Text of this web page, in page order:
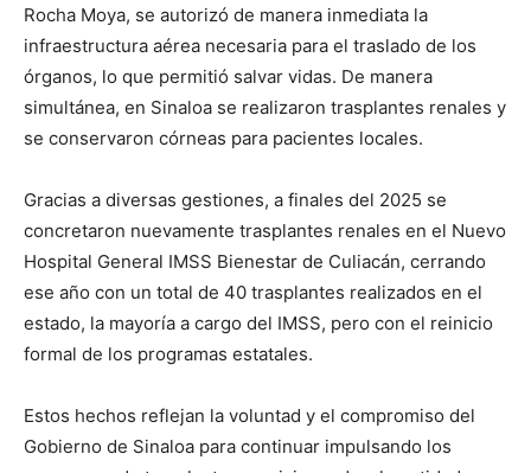
Rocha Moya, se autorizó de manera inmediata la
infraestructura aérea necesaria para el traslado de los
órganos, lo que permitió salvar vidas. De manera
simultánea, en Sinaloa se realizaron trasplantes renales y
se conservaron córneas para pacientes locales.
Gracias a diversas gestiones, a finales del 2025 se
concretaron nuevamente trasplantes renales en el Nuevo
Hospital General IMSS Bienestar de Culiacán, cerrando
ese año con un total de 40 trasplantes realizados en el
estado, la mayoría a cargo del IMSS, pero con el reinicio
formal de los programas estatales.
Estos hechos reflejan la voluntad y el compromiso del
Gobierno de Sinaloa para continuar impulsando los